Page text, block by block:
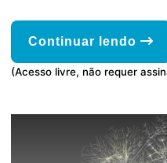
Continuar lendo
(Acesso livre, não requer